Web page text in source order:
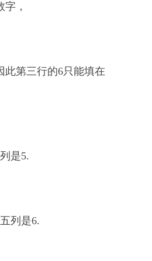
，
此第三行的6只能填在
是5.
列是6.